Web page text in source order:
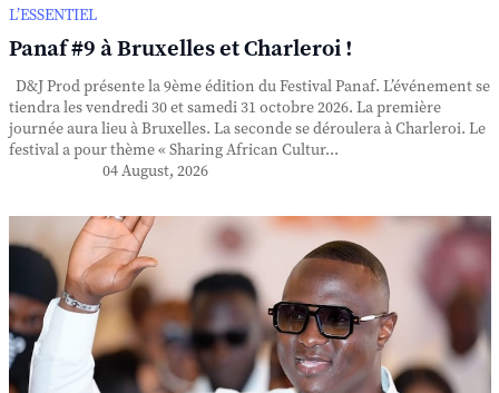
L’ESSENTIEL
Panaf #9 à Bruxelles et Charleroi !
D&J Prod présente la 9ème édition du Festival Panaf. L’événement se
tiendra les vendredi 30 et samedi 31 octobre 2026. La première
journée aura lieu à Bruxelles. La seconde se déroulera à Charleroi. Le
festival a pour thème « Sharing African Cultur...
04 August, 2026